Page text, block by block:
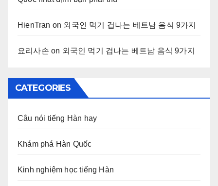
HienTran on 외국인 먹기 겁나는 베트남 음식 9가지
요리사손 on 외국인 먹기 겁나는 베트남 음식 9가지
CATEGORIES
Câu nói tiếng Hàn hay
Khám phá Hàn Quốc
Kinh nghiệm học tiếng Hàn